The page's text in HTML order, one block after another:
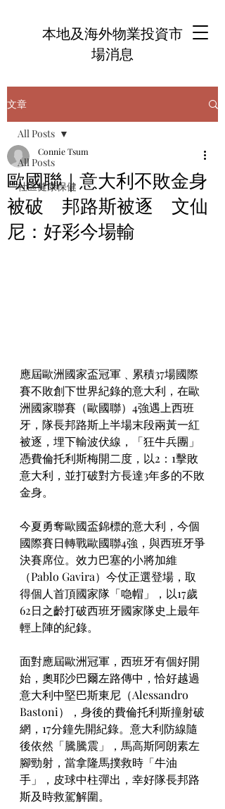
本地及海外物業投資市
場消息
文章
All Posts
社區健康保健
All Posts
歐國聯｜意大利不敗金身
被破 邦路斯被逐 文仙
尼：好彩今場輸
Connie Tsum
應屆歐洲國家盃冠軍﹑累積37場國際
賽不敗創下世界紀錄的意大利，在歐
洲國家聯賽（歐國聯）4強遇上西班
牙，隊長邦路斯上半場末段兩黃一紅
被逐，埋下輸波伏線，「狂牛兵團」
憑費倫托利斯梅開二度，以2：1擊敗
意大利，並打破對方長達3年多的不敗
金身。
今夏勇奪歐國盃錦標的意大利，今個
國際賽日轉戰歐國聯4強，與西班牙爭
決賽席位。效力巴塞的小將加維
（Pablo Gavira）今仗正選登場，取
得個人首頂國家隊「喼帽」，以17歲
62日之齡打破西班牙國家隊史上最年
輕上陣的紀錄。
面對應屆歐洲冠軍，西班牙有個好開
始，奧耶沙巴爾左路傳中，恰好越過
意大利中堅巴斯東尼（Alessandro
Bastoni），身後的費倫托利斯撞射破
網，17分鐘先開紀錄。意大利防線隨
後依然「騰騰震」，馬高斯阿朗素左
腳勁射，當拿隆馬撲救時「牛油
手」，皮球中柱彈出，幸好隊長邦路
斯及時救駕解圍。